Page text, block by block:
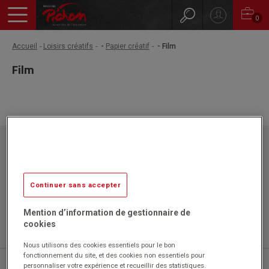
0
Accueil Loisirs créatifs - Papier créatif - Film
Film
Continuer sans accepter
Mention d’information de gestionnaire de
cookies
Nous utilisons des cookies essentiels pour le bon
fonctionnement du site, et des cookies non essentiels pour
personnaliser votre expérience et recueillir des statistiques.